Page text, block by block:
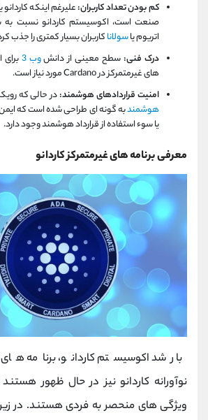
کم بودن تعداد کاربران:علیرغم اینکه
صنعت است، اکوسیستم کاردانو نسبت به
اتریوم یاسولاناکاربران بسیار کمتری را جذب
درک فنی: سطح معینی از دانشوب 3 برای
های غیرمتمرکز در Cardano مورد نیاز است.
امنیت قراردادهای هوشمند:در حالی که
هوشمندبه گونه ای طراحی شده است که
یا سوء استفاده از قرارداد هوشمند وجود دارد.
معرفی برنامه های غیرمتمرکز کاردانو
با رشد اکوسیستم کاردانو، برنامه های
نوآورانه کاردانو نیز در حال ظهور
ویژگی های منحصر به فردی هستند. در